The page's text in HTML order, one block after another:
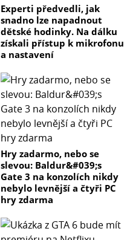
Experti předvedli, jak
snadno lze napadnout
dětské hodinky. Na dálku
získali přístup k mikrofonu
a nastavení
Hry zadarmo, nebo se
slevou: Baldur&#039;s
Gate 3 na konzolích nikdy
nebylo levnější a čtyři PC
hry zdarma